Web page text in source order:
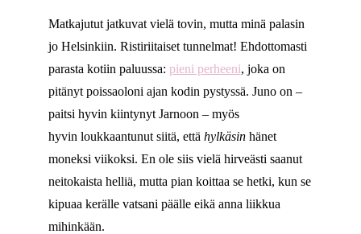
Matkajutut jatkuvat vielä tovin, mutta minä palasin
jo Helsinkiin. Ristiriitaiset tunnelmat! Ehdottomasti
parasta kotiin paluussa: pieni perheeni, joka on
pitänyt poissaoloni ajan kodin pystyssä. Juno on –
paitsi hyvin kiintynyt Jarnoon – myös
hyvin loukkaantunut siitä, että hylkäsin hänet
moneksi viikoksi. En ole siis vielä hirveästi saanut
neitokaista helliä, mutta pian koittaa se hetki, kun se
kipuaa kerälle vatsani päälle eikä anna liikkua
mihinkään.